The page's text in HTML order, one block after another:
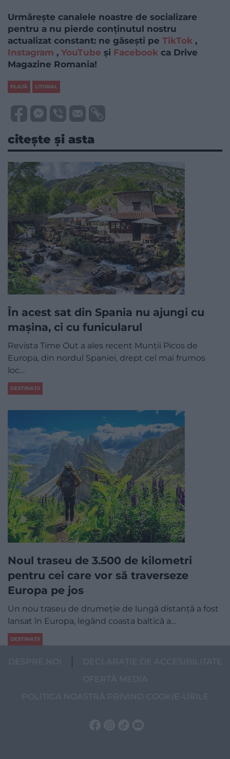
Urmărește canalele noastre de socializare
pentru a nu pierde conținutul nostru
actualizat constant: ne găsești pe TikTok ,
Instagram , YouTube și Facebook ca Drive
Magazine Romania!
PLAJĂ LITORAL
citește și asta
În acest sat din Spania nu ajungi cu
mașina, ci cu funicularul
Revista Time Out a ales recent Munții Picos de
Europa, din nordul Spaniei, drept cel mai frumos
loc…
DESTINAȚII
Noul traseu de 3.500 de kilometri
pentru cei care vor să traverseze
Europa pe jos
Un nou traseu de drumeție de lungă distanță a fost
lansat în Europa, legând coasta baltică a…
DESTINAȚII